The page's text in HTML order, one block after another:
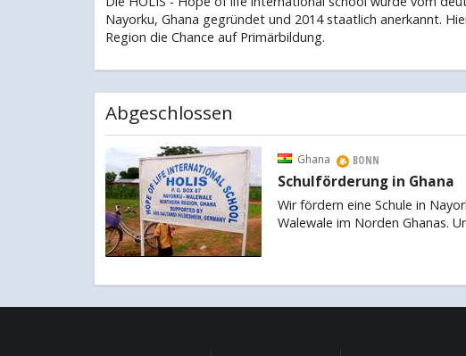
Nayorku, Ghana gegründet und 2014 staatlich anerkannt.
Region die Chance auf Primärbildung.
Abgeschlossen
Ghana BONN
Schulförderung in Ghana
Wir fördern eine Schule in
Walewale im Norden Ghanas.